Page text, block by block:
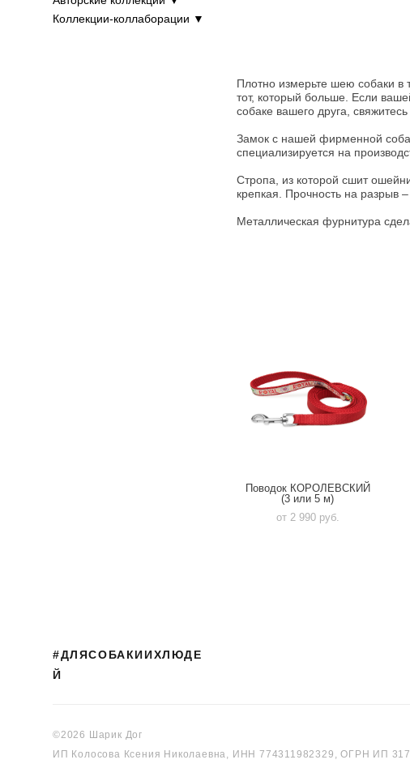
Коллекции-коллаборации ▼
Плотно измерьте шею собаки в
тот, который больше. Если
собаке вашего друга,
Замок с нашей фирменной
специализируется на
Стропа, из которой сшит
крепкая. Прочность на разрыв
Металлическая фурнитура
Поводок КОРОЛЕВСКИЙ
(3 или 5 м)
от 2 990 pуб.
#ДЛЯСОБАКИИХЛЮДЕ
Й
©2026 Шарик Дог
ИП Колосова Ксения Николаевна, ИНН 774311982329, ОГРН ИП